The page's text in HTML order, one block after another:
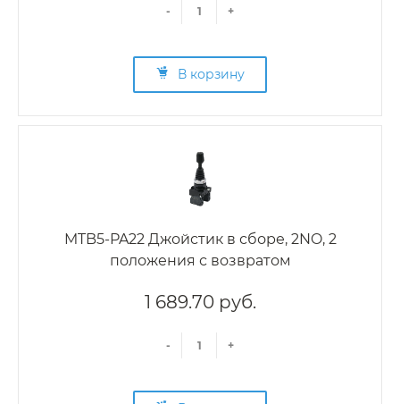
- +
В корзину
MTB5-PA22 Джойстик в сборе, 2NO, 2
положения с возвратом
1 689.70 руб.
- +